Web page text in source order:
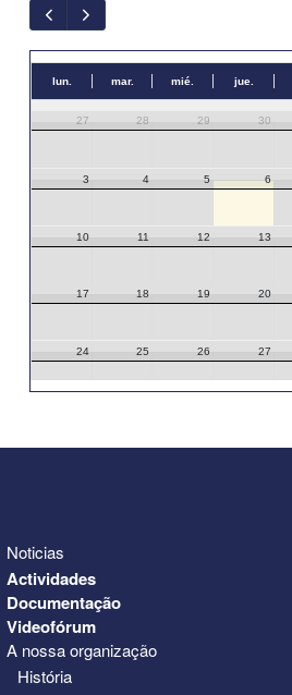
lun. mar. mié. jue.
27 28 29 30
3 4 5 6
10 11 12 13
17 18 19 20
24 25 26 27
Noticias
Actividades
Documentação
Videofórum
A nossa organização
História